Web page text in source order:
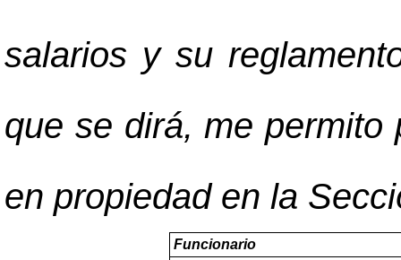
salarios y su
que se dirá, me permito
en propiedad en la
Funcionario